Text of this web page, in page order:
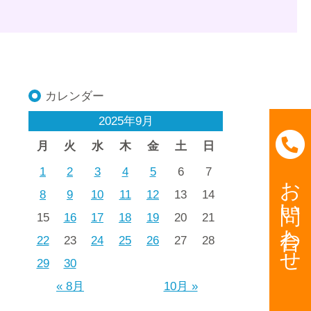
カレンダー
2025年9月
月
火 水 木 金 土 日
« 8月 10月 »
1 2 3 4 5 6
7
8
9 10 11 12 13
14
15
16 17 18 19 20
21
22
23 24 25 26 27
28
29
30
お問い合わせ